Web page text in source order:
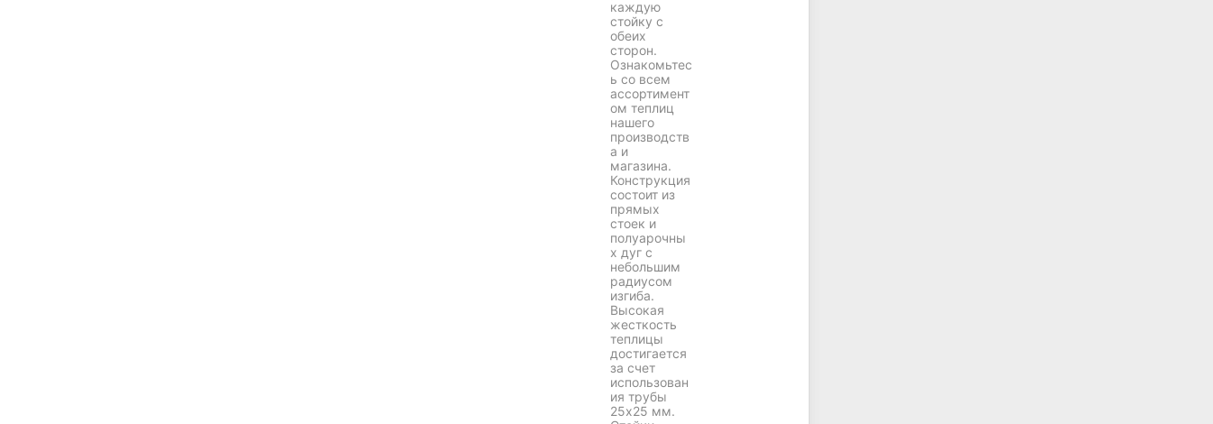
каждую
стойку с
обеих
сторон.
Ознакомьтес
ь со всем
ассортимент
ом теплиц
нашего
производств
а и
магазина.
Конструкция
состоит из
прямых
стоек и
полуарочны
х дуг с
небольшим
радиусом
изгиба.
Высокая
жесткость
теплицы
достигается
за счет
использован
ия трубы
25х25 мм.